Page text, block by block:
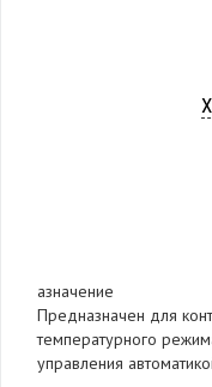
азначение
Предназначен для
температурного
управления